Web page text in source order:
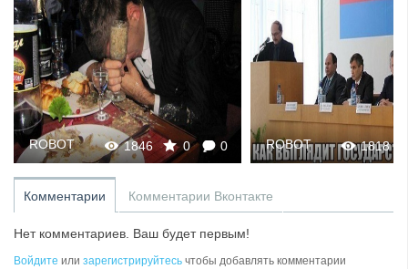
1846 0 0
ROBOT 1818
ROBOT
Комментарии Комментарии Вконтакте
Нет комментариев. Ваш будет первым!
Войдите или зарегистрируйтесь чтобы добавлять комментарии